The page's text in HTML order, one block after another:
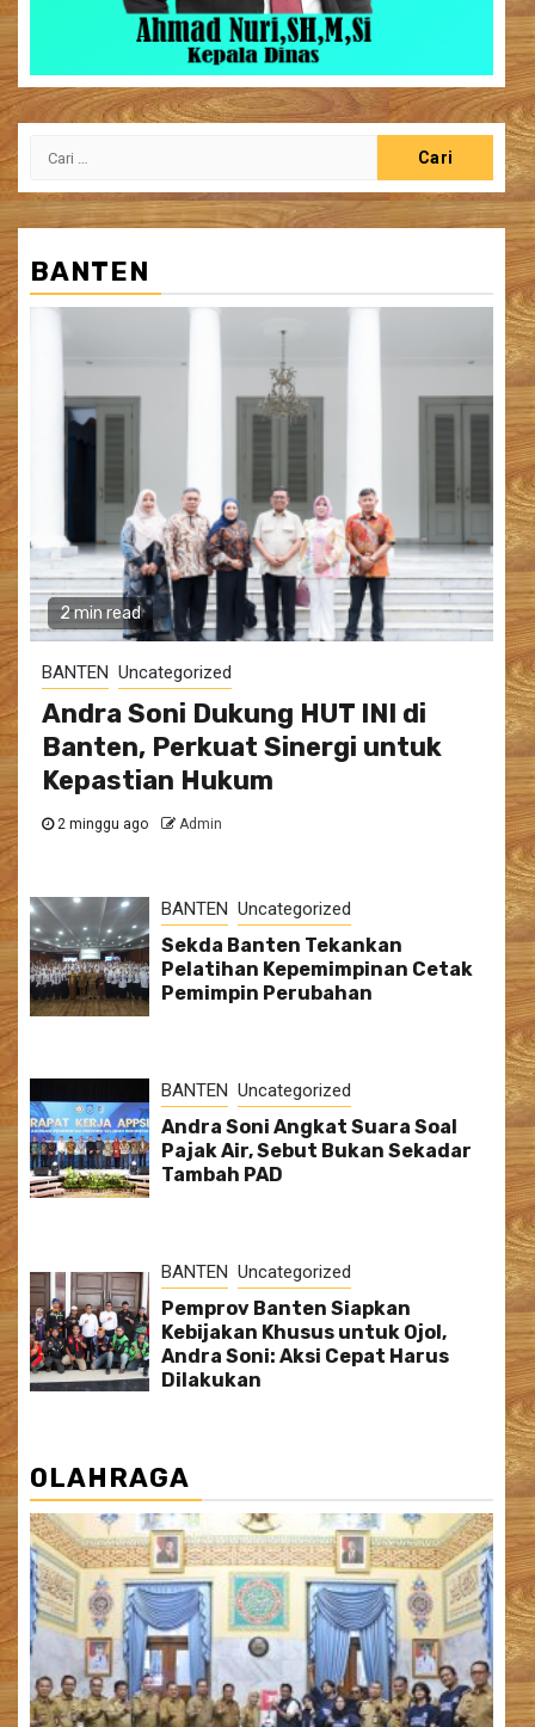
BANTEN
2 min read
BANTEN Uncategorized
Andra Soni Dukung HUT INI di
Banten, Perkuat Sinergi untuk
Kepastian Hukum
2 minggu ago Admin
BANTEN Uncategorized
Sekda Banten Tekankan
Pelatihan Kepemimpinan Cetak
Pemimpin Perubahan
BANTEN Uncategorized
Andra Soni Angkat Suara Soal
Pajak Air, Sebut Bukan Sekadar
Tambah PAD
BANTEN Uncategorized
Pemprov Banten Siapkan
Kebijakan Khusus untuk Ojol,
Andra Soni: Aksi Cepat Harus
Dilakukan
OLAHRAGA